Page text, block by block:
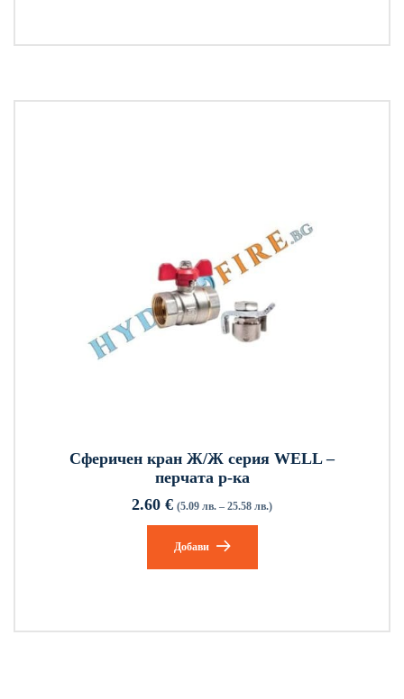
Сферичен кран Ж/Ж серия WELL –
перчата р-ка
2.60 € (5.09 лв. – 25.58 лв.)
Добави